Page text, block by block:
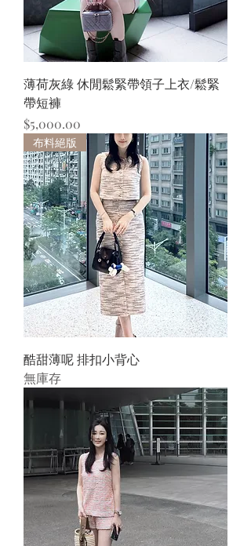
薄荷灰綠 休閒鬆緊帶領子上衣/鬆緊
帶短褲
價格
$5,000.00
布料絕版
酷甜薄呢 排扣小背心
無庫存